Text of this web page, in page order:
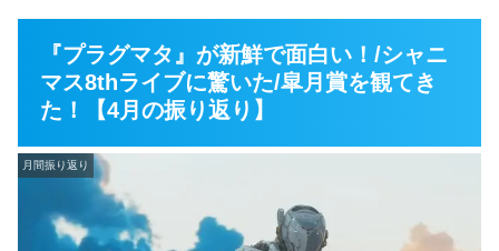
『プラグマタ』が新鮮で面白い！/シャニ
マス8thライブに驚いた/皐月賞を観てき
た！【4月の振り返り】
月間振り返り